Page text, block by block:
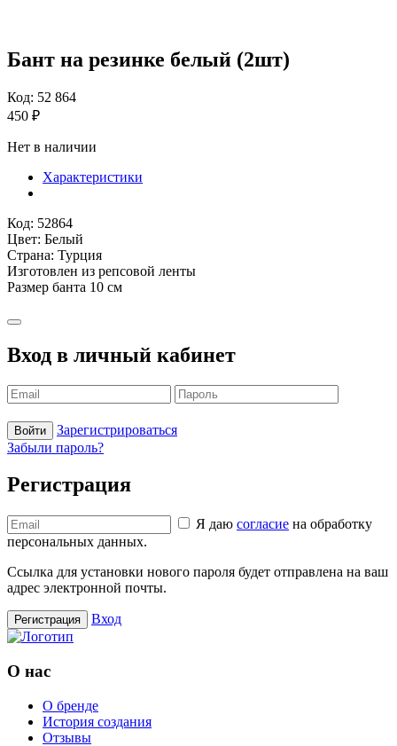
Бант на резинке белый (2шт)
Код: 52 864
450 ₽
Нет в наличии
Характеристики
Код: 52864
Цвет: Белый
Страна: Турция
Изготовлен из репсовой ленты
Размер банта 10 см
Вход в личный кабинет
Войти
Зарегистрироваться
Забыли пароль?
Регистрация
Я даю согласие на обработку
персональных данных.
Ссылка для установки нового пароля будет отправлена ​​на ваш
адрес электронной почты.
Регистрация Вход
О нас
О бренде
История создания
Отзывы